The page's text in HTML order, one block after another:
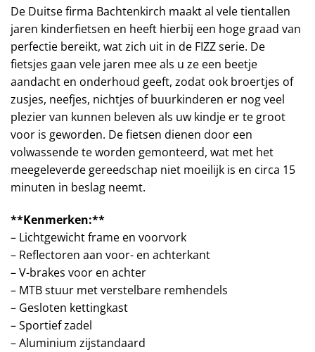
De Duitse firma Bachtenkirch maakt al vele tientallen
jaren kinderfietsen en heeft hierbij een hoge graad van
perfectie bereikt, wat zich uit in de FIZZ serie. De
fietsjes gaan vele jaren mee als u ze een beetje
aandacht en onderhoud geeft, zodat ook broertjes of
zusjes, neefjes, nichtjes of buurkinderen er nog veel
plezier van kunnen beleven als uw kindje er te groot
voor is geworden. De fietsen dienen door een
volwassende te worden gemonteerd, wat met het
meegeleverde gereedschap niet moeilijk is en circa 15
minuten in beslag neemt.
**Kenmerken:**
– Lichtgewicht frame en voorvork
– Reflectoren aan voor- en achterkant
– V-brakes voor en achter
– MTB stuur met verstelbare remhendels
– Gesloten kettingkast
– Sportief zadel
– Aluminium zijstandaard